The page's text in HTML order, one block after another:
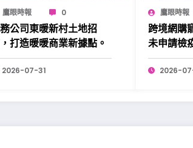
鷹眼時報 0
公司東暖新村土地招
打造暖暖商業新據點。
2026-07-31
鷹眼時報
跨境網購
未申請檢
刑。
2026-